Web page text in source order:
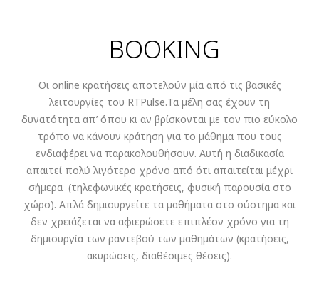
BOOKING
Οι online κρατήσεις αποτελούν μία από τις βασικές
λειτουργίες του RTPulse.Τα μέλη σας έχουν τη
δυνατότητα απ’ όπου κι αν βρίσκονται με τον πιο εύκολο
τρόπο να κάνουν κράτηση για το μάθημα που τους
ενδιαφέρει να παρακολουθήσουν. Αυτή η διαδικασία
απαιτεί πολύ λιγότερο χρόνο από ότι απαιτείται μέχρι
σήμερα (τηλεφωνικές κρατήσεις, φυσική παρουσία στο
χώρο). Απλά δημιουργείτε τα μαθήματα στο σύστημα και
δεν χρειάζεται να αφιερώσετε επιπλέον χρόνο για τη
δημιουργία των ραντεβού των μαθημάτων (κρατήσεις,
ακυρώσεις, διαθέσιμες θέσεις).